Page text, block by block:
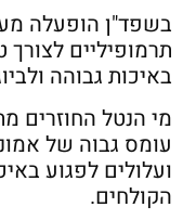
בשפד"ן הופעלה
תרמופיליים
באיכות גבוהה
מי הנטל החוזרים
עומס גבוה של
ועלולים לפגוע
הקולחים.